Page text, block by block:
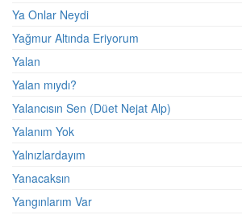
Ya Onlar Neydi
Yağmur Altında Eriyorum
Yalan
Yalan mıydı?
Yalancısın Sen (Düet Nejat Alp)
Yalanım Yok
Yalnızlardayım
Yanacaksın
Yangınlarım Var